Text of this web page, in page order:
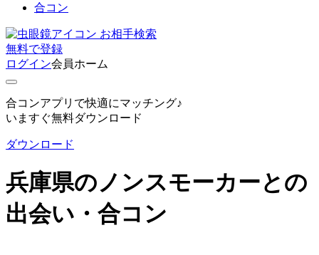
合コン
お相手検索
無料で登録
ログイン会員ホーム
合コンアプリで快適にマッチング♪
いますぐ無料ダウンロード
ダウンロード
兵庫県のノンスモーカーとの
出会い・合コン